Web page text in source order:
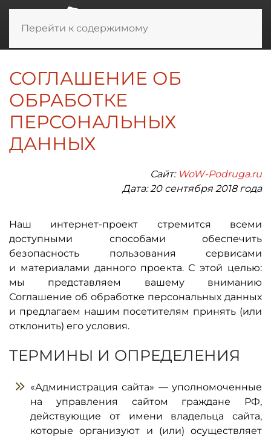
Перейти к содержимому
СОГЛАШЕНИЕ ОБ
ОБРАБОТКЕ
ПЕРСОНАЛЬНЫХ
ДАННЫХ
Сайт: WoW-Podruga.ru
Дата: 20 сентября 2018 года
Наш интернет-проект стремится всеми
доступными способами обеспечить
безопасность пользования сервисами
и материалами данного проекта. С этой целью:
мы представляем вашему вниманию
Соглашение об обработке персональных данных
и предлагаем нашим посетителям принять (или
отклонить) его условия.
ТЕРМИНЫ И ОПРЕДЕЛЕНИЯ
«Администрация сайта» — уполномоченные
на управления сайтом граждане РФ,
действующие от имени владельца сайта,
которые организуют и (или) осуществляет